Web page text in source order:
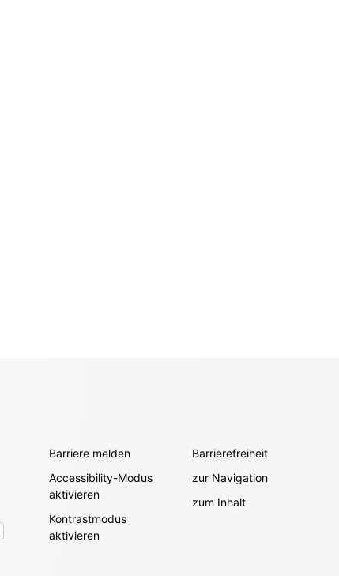
Barriere melden
Accessibility-Modus
aktivieren
Kontrastmodus
aktivieren
Barrierefreiheit
zur Navigation
zum Inhalt